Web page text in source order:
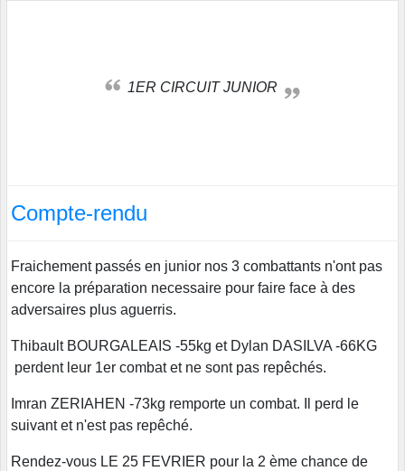
1ER CIRCUIT JUNIOR
Compte-rendu
Fraichement passés en junior nos 3 combattants n'ont pas
encore la préparation necessaire pour faire face à des
adversaires plus aguerris.
Thibault BOURGALEAIS -55kg et Dylan DASILVA -66KG
perdent leur 1er combat et ne sont pas repêchés.
Imran ZERIAHEN -73kg remporte un combat. Il perd le
suivant et n'est pas repêché.
Rendez-vous LE 25 FEVRIER pour la 2 ème chance de